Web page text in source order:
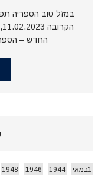
במזל טוב הספריה
החדש –
1במאי 1944
1946
1948